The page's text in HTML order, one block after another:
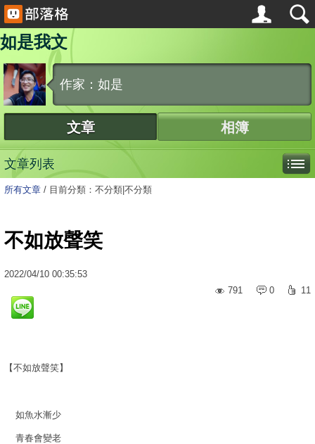
如是我文
作家：如是
文章 相簿
文章列表
所有文章 / 目前分類：不分類|不分類
不如放聲笑
2022/04/10 00:35:53
791
0 11
【不如放聲笑】
如魚水漸少
青春會變老